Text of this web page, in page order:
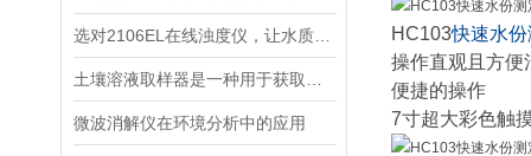
微波消解仪在环境分析中的应用
HC103快速水
操作直观且方便
便捷的操作
7寸超大彩色触